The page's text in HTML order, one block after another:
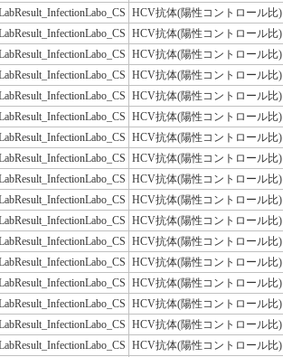
HCV抗体(陽性コントロール比)
HCV抗体(陽性コントロール比)
HCV抗体(陽性コントロール比)
HCV抗体(陽性コントロール比)
HCV抗体(陽性コントロール比)
HCV抗体(陽性コントロール比)
HCV抗体(陽性コントロール比)
HCV抗体(陽性コントロール比)
HCV抗体(陽性コントロール比)
HCV抗体(陽性コントロール比)
HCV抗体(陽性コントロール比)
HCV抗体(陽性コントロール比)
HCV抗体(陽性コントロール比)
HCV抗体(陽性コントロール比)
HCV抗体(陽性コントロール比)
HCV抗体(陽性コントロール比)
HCV抗体(陽性コントロール比)